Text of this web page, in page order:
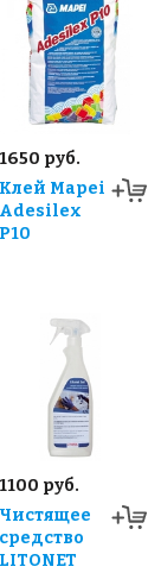
1650 руб.
Клей Mapei
Adesilex
P10
1100 руб.
Чистящее
средство
LITONET